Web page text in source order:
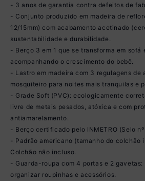
- 3 anos de garantia contra defeitos de
- Conjunto produzido em madeira de
12/15mm) com acabamento acetinado
sustentabilidade e durabilidade.
- Berço 3 em 1 que se transforma em sofá
acompanhando o crescimento do bebê.
- Lastro em madeira com 3 regulagens de
mosquiteiro para noites mais tranquilas e
- Grade Soft (PVC): ecologicamente
livre de metais pesados, atóxica e com
antiamarelamento.
- Berço certificado pelo INMETRO (Selo
- Padrão americano (tamanho do colchão
Colchão não incluso.
- Guarda-roupa com 4 portas e 2 gavetas:
organizar roupinhas e acessórios.